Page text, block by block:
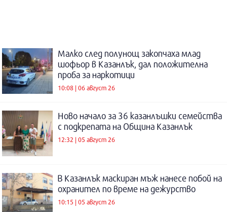
Малко след полунощ закопчаха млад
шофьор в Казанлък, дал положителна
проба за наркотици
10:08 | 06 август 26
Ново начало за 36 казанлъшки семейства
с подкрепата на Община Казанлък
12:32 | 05 август 26
В Казанлък маскиран мъж нанесе побой на
охранител по време на дежурство
10:15 | 05 август 26